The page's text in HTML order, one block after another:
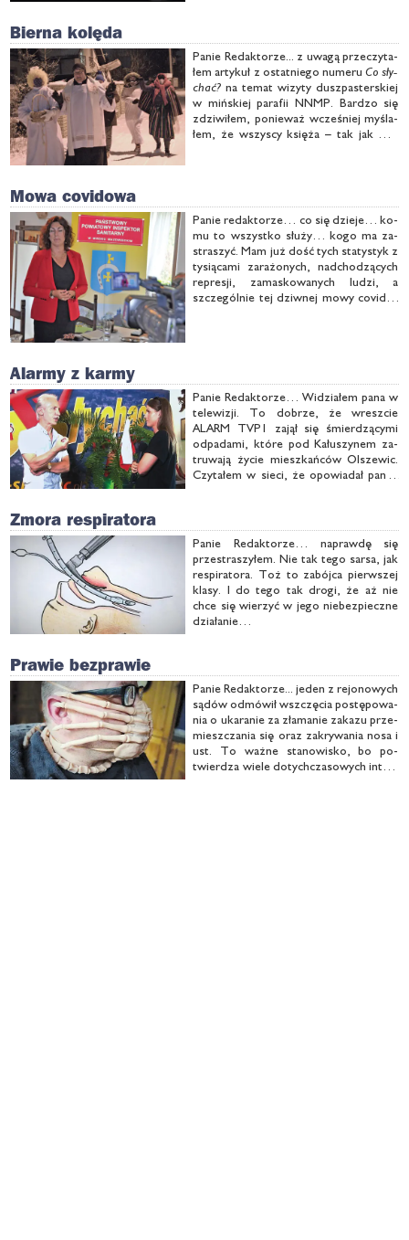
Bierna kolęda
Pa­nie Re­dak­to­rze... z uwa­gą prze­czy­ta­
łem ar­ty­kuł z ostat­nie­go nu­me­ruCo sły­
chać? na te­mat wi­zy­ty dusz­pa­ster­skiej
w miń­skiej pa­ra­fii NNMP. Bar­dzo się
zdzi­wi­łem, po­nie­waż wcze­śniej my­śla­
łem, że wszy­scy księ­ża – tak jak mój
Mowa covidowa
Pa­nie re­dak­to­rze… co się dzie­je… ko­
mu to wszyst­ko słu­ży… ko­go ma za­
stra­szyć. Mam już dość tych sta­ty­styk z
ty­sią­ca­mi za­ra­żo­nych, nad­cho­dzą­cych
re­pre­sji, za­ma­sko­wa­nych lu­dzi, a
szcze­gól­nie tej dziw­nej mo­wy co­vi­do­
Alarmy z karmy
Pa­nie Re­dak­to­rze… Wi­dzia­łem pa­na w
te­le­wi­zji. To do­brze, że wresz­cie
ALARM TVP1 za­jął się śmier­dzą­cy­mi
od­pa­da­mi, któ­re pod Ka­łu­szy­nem za­
tru­wa­ją ży­cie miesz­kań­ców Ol­sze­wic.
Czy­ta­łem w sie­ci, że opo­wia­dał pan o
Zmora respiratora
Pa­nie Re­dak­to­rze… na­praw­dę się
prze­stra­szy­łem. Nie tak te­go sar­sa, jak
re­spi­ra­to­ra. Toż to za­bój­ca pierw­szej
kla­sy. I do te­go tak dro­gi, że aż nie
chce się wie­rzyć w je­go nie­bez­piecz­ne
dzia­ła­nie…
Prawie bezprawie
Pa­nie Re­dak­to­rze... je­den z re­jo­no­wych
są­dów od­mó­wił wsz­czę­cia po­stę­po­wa­
nia o uka­ra­nie za zła­ma­nie za­ka­zu prze­
miesz­cza­nia się oraz za­kry­wa­nia no­sa i
ust. To waż­ne sta­no­wi­sko, bo po­
twier­dza wie­le do­tych­cza­so­wych in­ter­